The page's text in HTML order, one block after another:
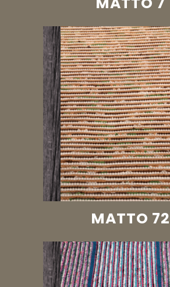
MATTO 72